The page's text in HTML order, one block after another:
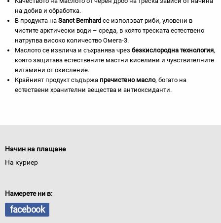
на добив и обработка.
В продукта на Sanct Bernhard се използват риби, уловени в
чистите арктически води – среда, в която треската естествено
натрупва високо количество Омега-3.
Маслото се извлича и съхранява чрез безкислородна технология,
която защитава естествените мастни киселини и чувствителните
витамини от окисление.
Крайният продукт съдържа пречистено масло, богато на
естествени хранителни вещества и антиоксиданти.
Начин на плащане
На куриер
Намерете ни в:
facebook